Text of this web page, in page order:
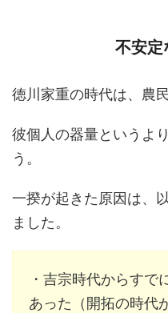
不安定
徳川家重の時代は、農
彼個人の器量というよ
う。
一揆が起きた原因は、
ました。
・吉宗時代からすで
あった（開拓の時代